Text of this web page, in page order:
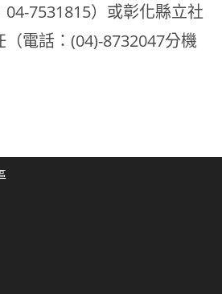
7531815）或彰化縣立社
電話：(04)-8732047分機